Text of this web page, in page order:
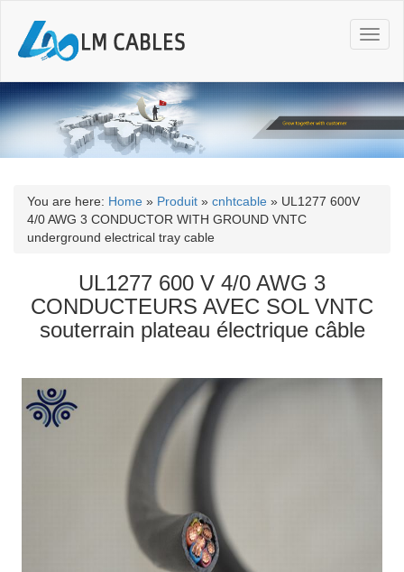
T
o
g
l
n
a
n
You are here: Home » Produit » cnhtcable » UL1277 600V
4/0 AWG 3 CONDUCTOR WITH GROUND VNTC
underground electrical tray cable
UL1277 600 V 4/0 AWG 3
CONDUCTEURS AVEC SOL VNTC
souterrain plateau électrique câble